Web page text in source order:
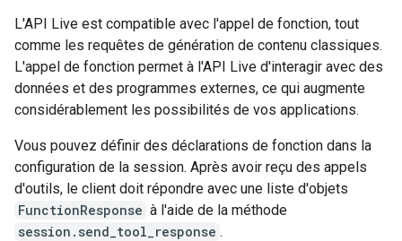
L'API Live est compatible avec l'appel de fonction, tout
comme les requêtes de génération de contenu classiques.
L'appel de fonction permet à l'API Live d'interagir avec des
données et des programmes externes, ce qui augmente
considérablement les possibilités de vos applications.
Vous pouvez définir des déclarations de fonction dans la
configuration de la session. Après avoir reçu des appels
d'outils, le client doit répondre avec une liste d'objets
FunctionResponse à l'aide de la méthode
session.send_tool_response .